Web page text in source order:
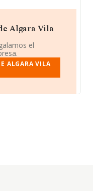
Algara Vila
el
ALGARA VILA